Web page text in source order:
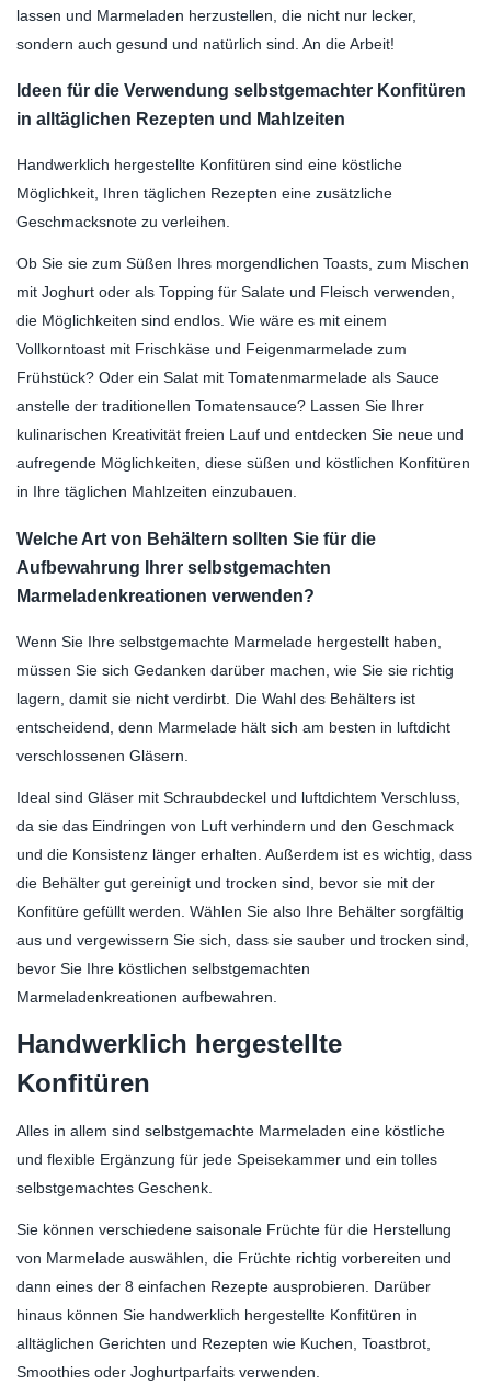
lassen und Marmeladen herzustellen, die nicht nur lecker,
sondern auch gesund und natürlich sind. An die Arbeit!
Ideen für die Verwendung selbstgemachter Konfitüren
in alltäglichen Rezepten und Mahlzeiten
Handwerklich hergestellte Konfitüren sind eine köstliche
Möglichkeit, Ihren täglichen Rezepten eine zusätzliche
Geschmacksnote zu verleihen.
Ob Sie sie zum Süßen Ihres morgendlichen Toasts, zum Mischen
mit Joghurt oder als Topping für Salate und Fleisch verwenden,
die Möglichkeiten sind endlos. Wie wäre es mit einem
Vollkorntoast mit Frischkäse und Feigenmarmelade zum
Frühstück? Oder ein Salat mit Tomatenmarmelade als Sauce
anstelle der traditionellen Tomatensauce? Lassen Sie Ihrer
kulinarischen Kreativität freien Lauf und entdecken Sie neue und
aufregende Möglichkeiten, diese süßen und köstlichen Konfitüren
in Ihre täglichen Mahlzeiten einzubauen.
Welche Art von Behältern sollten Sie für die
Aufbewahrung Ihrer selbstgemachten
Marmeladenkreationen verwenden?
Wenn Sie Ihre selbstgemachte Marmelade hergestellt haben,
müssen Sie sich Gedanken darüber machen, wie Sie sie richtig
lagern, damit sie nicht verdirbt. Die Wahl des Behälters ist
entscheidend, denn Marmelade hält sich am besten in luftdicht
verschlossenen Gläsern.
Ideal sind Gläser mit Schraubdeckel und luftdichtem Verschluss,
da sie das Eindringen von Luft verhindern und den Geschmack
und die Konsistenz länger erhalten. Außerdem ist es wichtig, dass
die Behälter gut gereinigt und trocken sind, bevor sie mit der
Konfitüre gefüllt werden. Wählen Sie also Ihre Behälter sorgfältig
aus und vergewissern Sie sich, dass sie sauber und trocken sind,
bevor Sie Ihre köstlichen selbstgemachten
Marmeladenkreationen aufbewahren.
Handwerklich hergestellte
Konfitüren
Alles in allem sind selbstgemachte Marmeladen eine köstliche
und flexible Ergänzung für jede Speisekammer und ein tolles
selbstgemachtes Geschenk.
Sie können verschiedene saisonale Früchte für die Herstellung
von Marmelade auswählen, die Früchte richtig vorbereiten und
dann eines der 8 einfachen Rezepte ausprobieren. Darüber
hinaus können Sie handwerklich hergestellte Konfitüren in
alltäglichen Gerichten und Rezepten wie Kuchen, Toastbrot,
Smoothies oder Joghurtparfaits verwenden.